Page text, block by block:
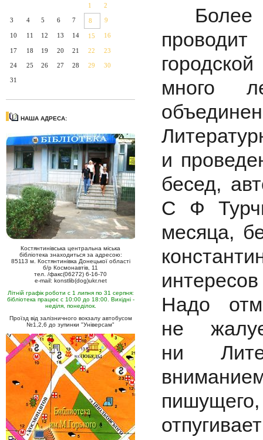
1 2
3 4 5 6 7 8 9
10 11 12 13 14 15 16
17 18 19 20 21 22 23
24 25 26 27 28 29 30
31
НАША АДРЕСА:
Костянтинівська центральна міська
бібліотека знаходиться за адресою:
85113 м. Костянтинівка Донецької області
б/р Космонавтів, 11
тел. /факс(06272) 6-16-70
e-mail: konstlib(dog)ukr.net
Літній графік роботи с 1 липня по 31 серпня:
бібліотека працює с 10:00 до 18:00. Вихідні -
неділя, понеділок.
Проїзд від залізничного вокзалу автобусом
№1,2,6 до зупинки "Універсам"
Более
много
и
бесед,
С Ф
месяца,
Надо
не
ни